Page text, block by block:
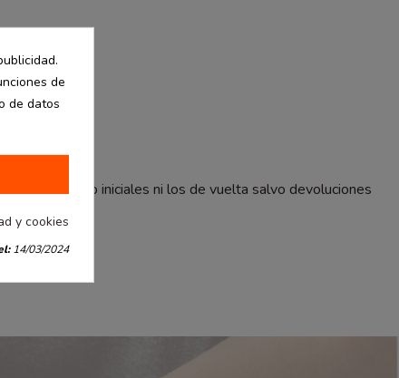
de envío iniciales ni los de vuelta salvo devoluciones
de
de datos
y cookies
14/03/2024